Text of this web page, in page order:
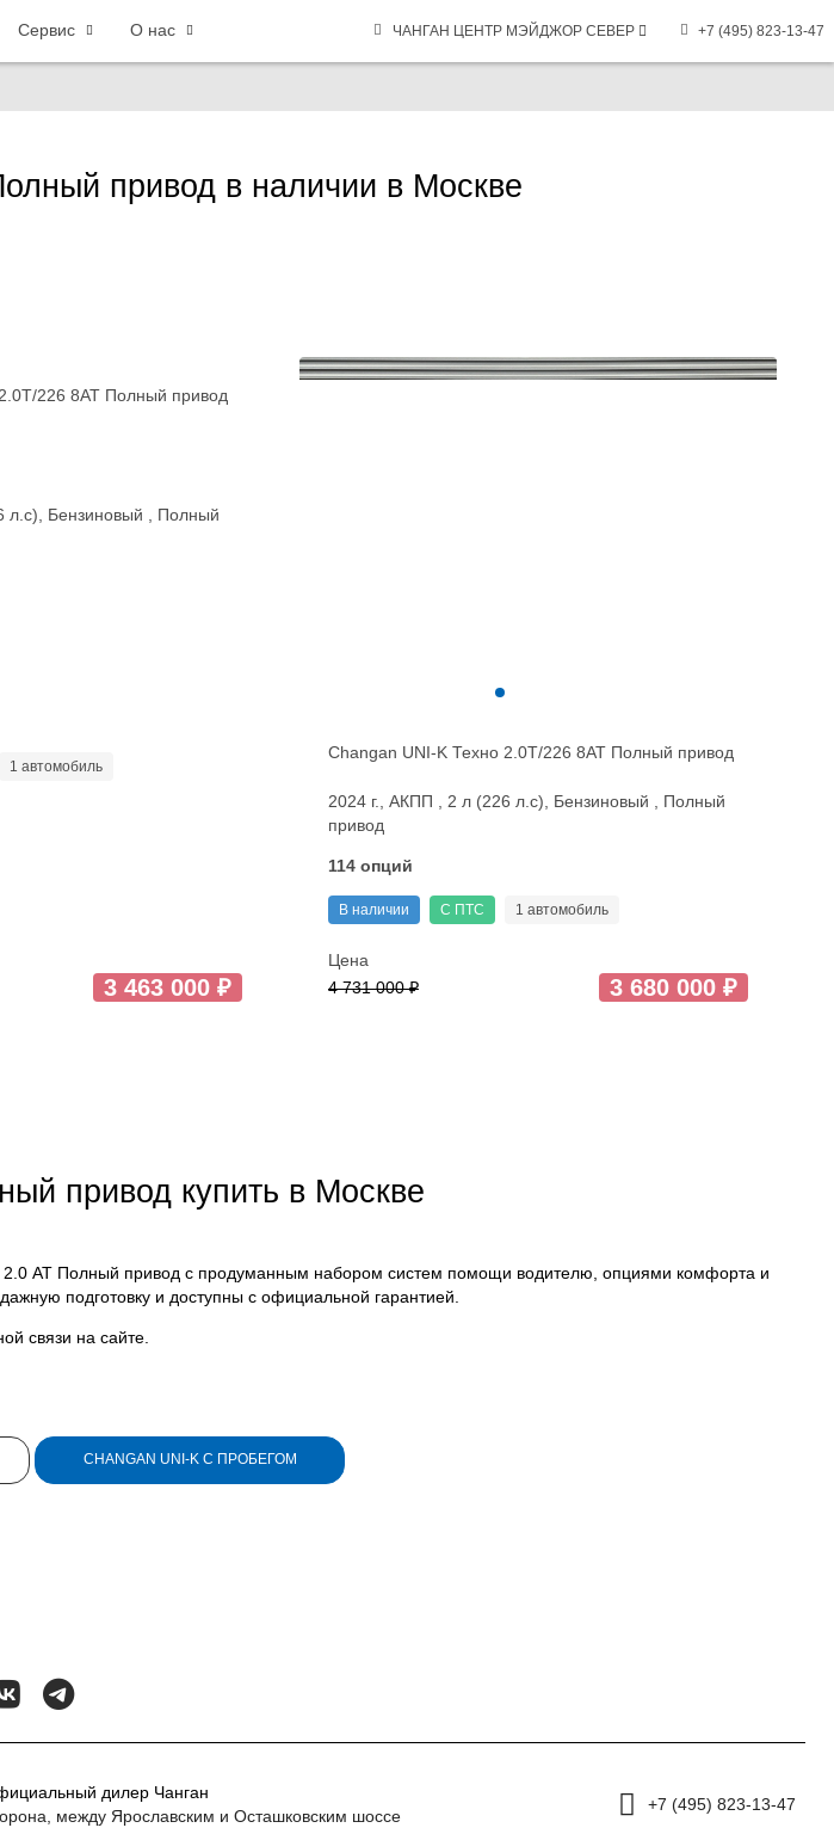
Сервис О нас ЧАНГАН ЦЕНТР МЭЙДЖОР СЕВЕР +7 (495) 823-13-47
привод в наличии в Москве
226 8AT Полный привод
л.с), Бензиновый , Полный
1 автомобиль
3 463 000 ₽
Changan UNI-K Техно 2.0T/226 8AT Полный привод
2024 г., АКПП , 2 л (226 л.с), Бензиновый , Полный
привод
114 опций
В наличии С ПТС 1 автомобиль
Цена
4 731 000 ₽ 3 680 000 ₽
привод купить в Москве
AT Полный привод с продуманным набором систем помощи водителю, опциями комфорта и
подготовку и доступны с официальной гарантией.
связи на сайте.
CHANGAN UNI-K С ПРОБЕГОМ
дилер Чанган
между Ярославским и Осташковским шоссе
+7 (495) 823-13-47